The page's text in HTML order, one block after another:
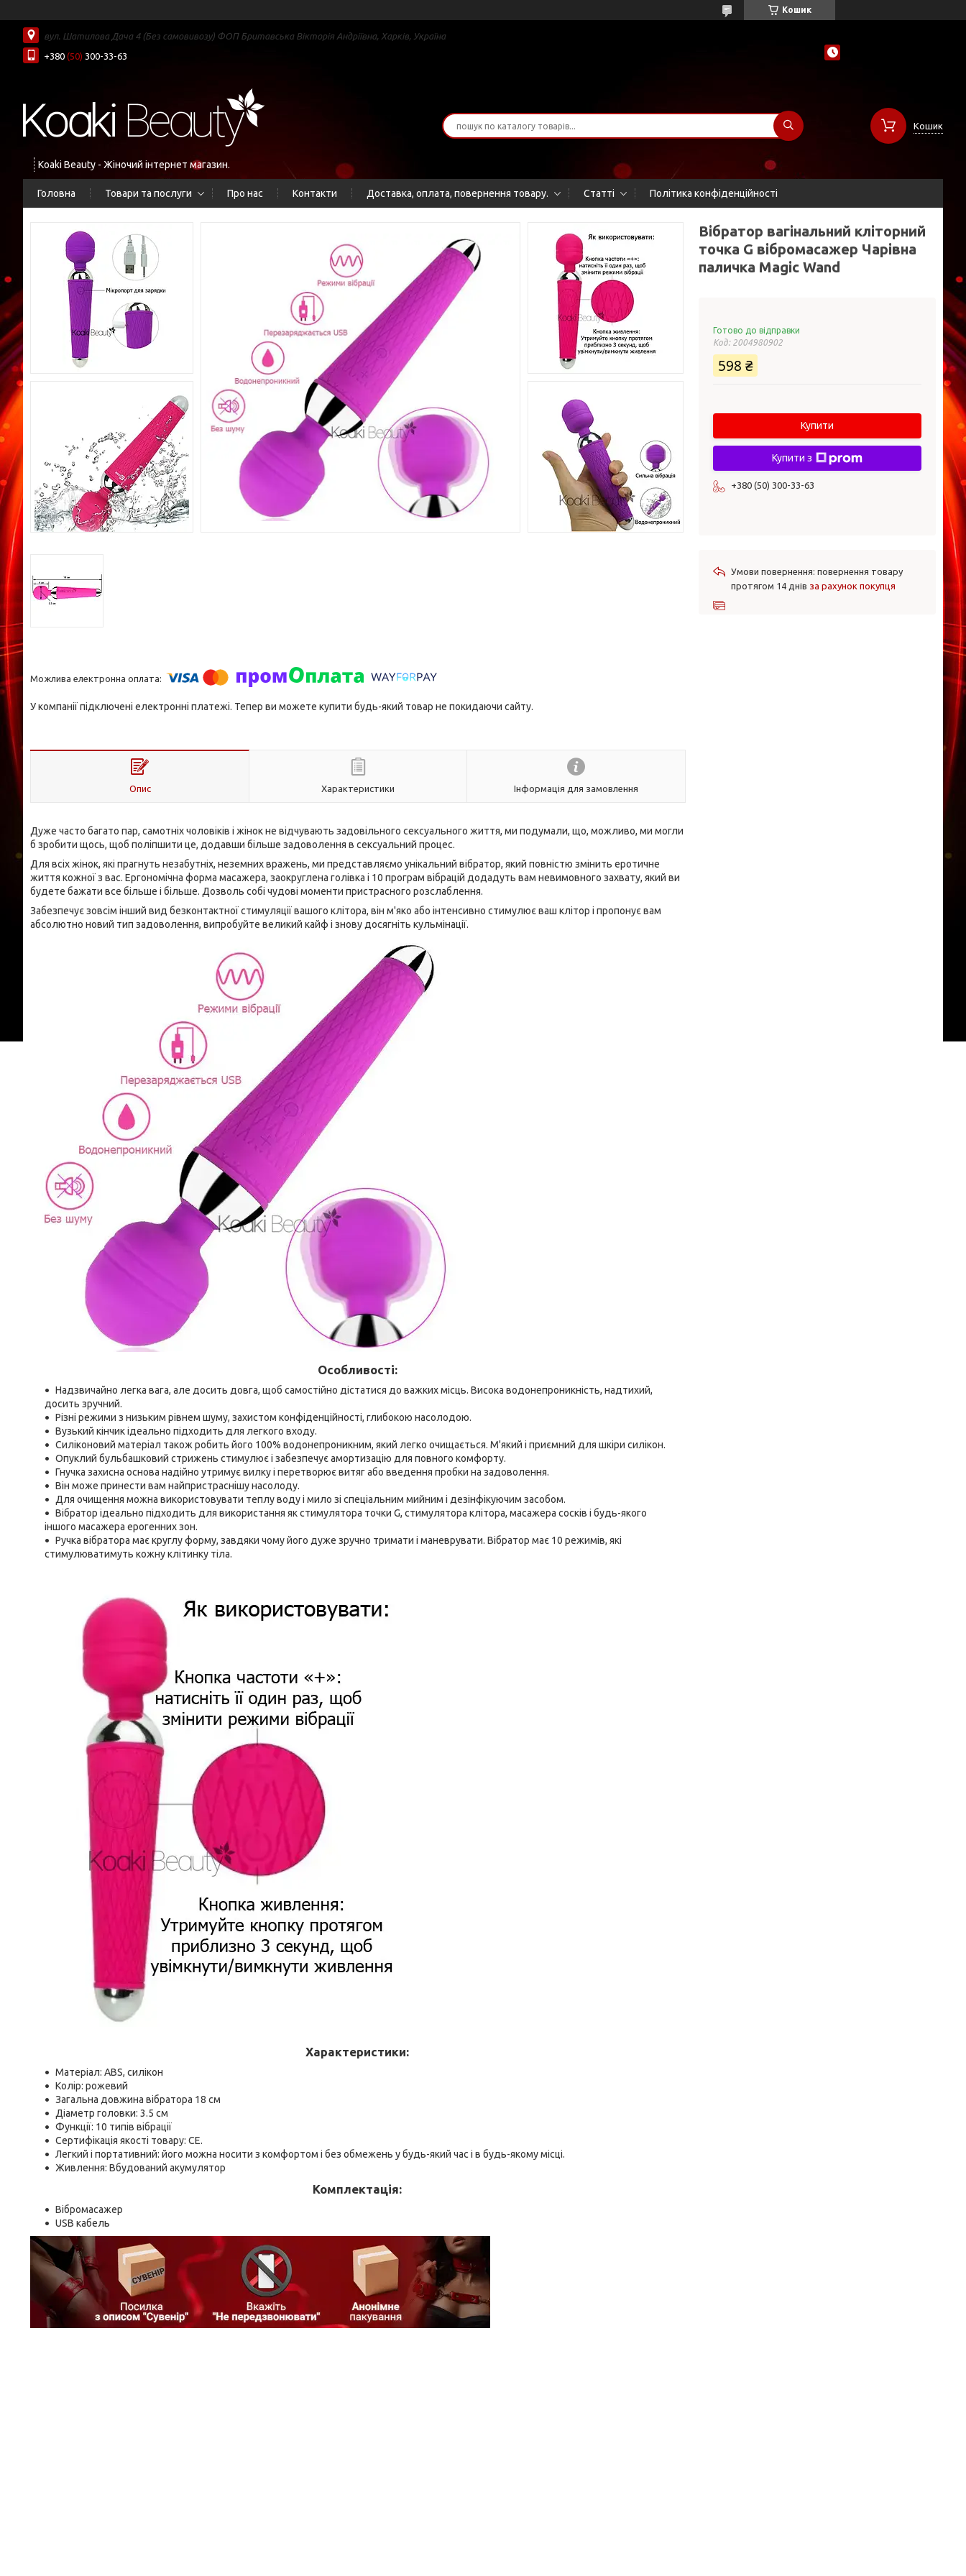
Кошик
вул. Шатилова Дача 4 (Без самовивозу) ФОП Бритавська Вікторія Андріївна, Харків, Україна
+380 (50) 300-33-63
Koaki Beauty - Жіночий інтернет магазин.
Кошик
Головна Товари та послуги Про нас Контакти Доставка, оплата, повернення товару. Статті Політика конфіденційності
У компанії підключені електронні платежі. Тепер ви можете купити будь-який товар не покидаючи сайту.
Опис Характеристики Інформація для замовлення
Дуже часто багато пар, самотніх чоловіків і жінок не відчувають задовільного сексуального життя, ми подумали, що, можливо, ми могли
б зробити щось, щоб поліпшити це, додавши більше задоволення в сексуальний процес.
Для всіх жінок, які прагнуть незабутніх, неземних вражень, ми представляємо унікальний вібратор, який повністю змінить еротичне
життя кожної з вас. Ергономічна форма масажера, заокруглена голівка і 10 програм вібрацій додадуть вам невимовного захвату, який ви
будете бажати все більше і більше. Дозволь собі чудові моменти пристрасного розслаблення.
Забезпечує зовсім інший вид безконтактної стимуляції вашого клітора, він м'яко або інтенсивно стимулює ваш клітор і пропонує вам
абсолютно новий тип задоволення, випробуйте великий кайф і знову досягніть кульмінації.
Особливості:
Надзвичайно легка вага, але досить довга, щоб самостійно дістатися до важких місць. Висока водонепроникність, надтихий,
досить зручний.
Різні режими з низьким рівнем шуму, захистом конфіденційності, глибокою насолодою.
Вузький кінчик ідеально підходить для легкого входу.
Силіконовий матеріал також робить його 100% водонепроникним, який легко очищається. М'який і приємний для шкіри силікон.
Опуклий бульбашковий стрижень стимулює і забезпечує амортизацію для повного комфорту.
Гнучка захисна основа надійно утримує вилку і перетворює витяг або введення пробки на задоволення.
Він може принести вам найпристраснішу насолоду.
Для очищення можна використовувати теплу воду і мило зі спеціальним мийним і дезінфікуючим засобом.
Вібратор ідеально підходить для використання як стимулятора точки G, стимулятора клітора, масажера сосків і будь-якого
іншого масажера ерогенних зон.
Ручка вібратора має круглу форму, завдяки чому його дуже зручно тримати і маневрувати. Вібратор має 10 режимів, які
стимулюватимуть кожну клітинку тіла.
Характеристики:
Матеріал: ABS, силікон
Колір: рожевий
Загальна довжина вібратора 18 см
Діаметр головки: 3.5 см
Функції: 10 типів вібрації
Сертифікація якості товару: CE.
Легкий і портативний: його можна носити з комфортом і без обмежень у будь-який час і в будь-якому місці.
Живлення: Вбудований акумулятор
Комплектація:
Вібромасажер
USB кабель
Вібратор вагінальний кліторний
точка G вібромасажер Чарівна
паличка Magic Wand
Готово до відправки
Код: 2004980902
598 ₴
Купити
Купити з
+380 (50) 300-33-63
повернення товару
протягом 14 днів за рахунок покупця